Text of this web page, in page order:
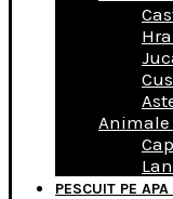
PESCUIT PE APA